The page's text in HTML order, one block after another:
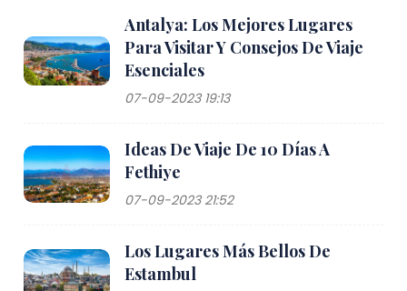
Antalya: Los Mejores Lugares
Para Visitar Y Consejos De Viaje
Esenciales
07-09-2023 19:13
Ideas De Viaje De 10 Días A
Fethiye
07-09-2023 21:52
Los Lugares Más Bellos De
Estambul